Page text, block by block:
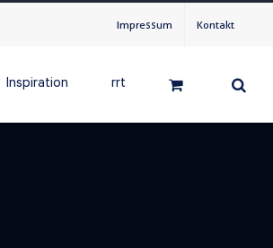
Impressum Kontakt
Inspiration rrt